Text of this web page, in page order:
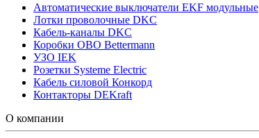
Автоматические выключатели EKF модульные
Лотки проволочные DKC
Кабель-каналы DKC
Коробки OBO Bettermann
УЗО IEK
Розетки Systeme Electric
Кабель силовой Конкорд
Контакторы DEKraft
О компании